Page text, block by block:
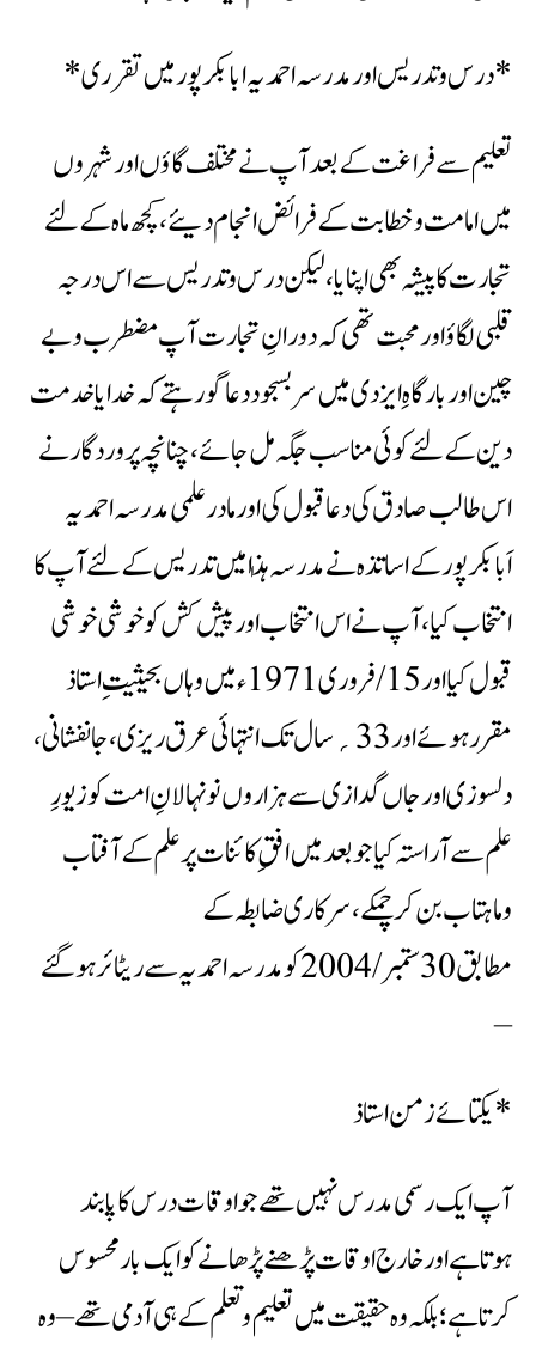
*درس وتدریس اور مدرسہ احمدیہ ابابکر پور میں تقرری*
تعلیم سے فراغت کے بعد آپ نے مختلف گاؤں اور شہروں
میں امامت وخطابت کے فرائض انجام دیئے ، کچھ ماہ کے لئے
تجارت کا پیشہ بھی اپنایا ، لیکن درس وتدریس سے اس درجہ
قلبی لگاؤ اور محبت تھی کہ دورانِ تجارت آپ مضطرب وبے
چین اور بارگاہِ ایزدی میں سربسجود دعا گو رہتے کہ خدایا خدمت
دین کے لئے کوئی مناسب جگہ مل جائے ، چنانچہ پروردگار نے
اس طالب صادق کی دعا قبول کی اور مادر علمی مدرسہ احمدیہ
اَبابکر پور کے اساتذہ نے مدرسہ ہٰذا میں تدریس کے لئے آپ کا
انتخاب کیا، آپ نے اس انتخاب اور پیش کش کو خوشی خوشی
قبول کیا اور 15/فروری 1971ء میں وہاں بحیثیت ِ استاذ
مقرر ہوئے اور 33؍ سال تک انتہائی عرق ریزی ، جانفشانی ،
دلسوزی اور جاں گدازی سے ہزاروں نونہالانِ امت کو زیورِ
علم سے آراستہ کیا جو بعد میں افقِ کائنات پر علم کے آفتاب
وماہتاب بن کر چمکے،سرکاری ضابطہ کے
مطابق 30ستمبر/2004کو مدرسہ احمدیہ سے ریٹائر ہوگئے
–
یکتائے زمن استاذ*
آپ ایک رسمی مدرس نہیں تھے جو اوقات درس کا پابند
ہوتاہے اور خارج اوقات پڑھنے پڑھانے کو ایک بار محسوس
کرتاہے؛بلکہ وہ حقیقت میں تعلیم وتعلم کے ہی آدمی تھے – وہ